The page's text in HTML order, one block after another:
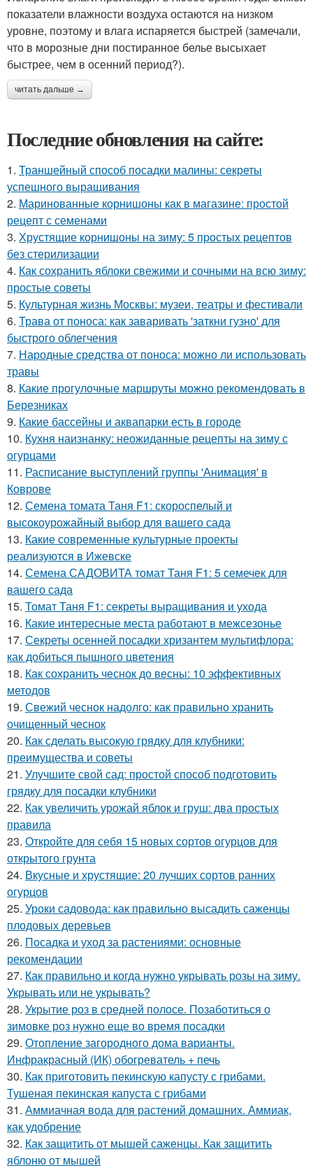
показатели влажности воздуха остаются на низком
уровне, поэтому и влага испаряется быстрей (замечали,
что в морозные дни постиранное белье высыхает
быстрее, чем в осенний период?).
читать дальше →
Последние обновления на сайте:
1. Траншейный способ посадки малины: секреты
успешного выращивания
2. Маринованные корнишоны как в магазине: простой
рецепт с семенами
3. Хрустящие корнишоны на зиму: 5 простых рецептов
без стерилизации
4. Как сохранить яблоки свежими и сочными на всю зиму:
простые советы
5. Культурная жизнь Москвы: музеи, театры и фестивали
6. Трава от поноса: как заваривать 'заткни гузно' для
быстрого облегчения
7. Народные средства от поноса: можно ли использовать
травы
8. Какие прогулочные маршруты можно рекомендовать в
Березниках
9. Какие бассейны и аквапарки есть в городе
10. Кухня наизнанку: неожиданные рецепты на зиму с
огурцами
11. Расписание выступлений группы 'Анимация' в
Коврове
12. Семена томата Таня F1: скороспелый и
высокоурожайный выбор для вашего сада
13. Какие современные культурные проекты
реализуются в Ижевске
14. Семена САДОВИТА томат Таня F1: 5 семечек для
вашего сада
15. Томат Таня F1: секреты выращивания и ухода
16. Какие интересные места работают в межсезонье
17. Секреты осенней посадки хризантем мультифлора:
как добиться пышного цветения
18. Как сохранить чеснок до весны: 10 эффективных
методов
19. Свежий чеснок надолго: как правильно хранить
очищенный чеснок
20. Как сделать высокую грядку для клубники:
преимущества и советы
21. Улучшите свой сад: простой способ подготовить
грядку для посадки клубники
22. Как увеличить урожай яблок и груш: два простых
правила
23. Откройте для себя 15 новых сортов огурцов для
открытого грунта
24. Вкусные и хрустящие: 20 лучших сортов ранних
огурцов
25. Уроки садовода: как правильно высадить саженцы
плодовых деревьев
26. Посадка и уход за растениями: основные
рекомендации
27. Как правильно и когда нужно укрывать розы на зиму.
Укрывать или не укрывать?
28. Укрытие роз в средней полосе. Позаботиться о
зимовке роз нужно еще во время посадки
29. Отопление загородного дома варианты.
Инфракрасный (ИК) обогреватель + печь
30. Как приготовить пекинскую капусту с грибами.
Тушеная пекинская капуста с грибами
31. Аммиачная вода для растений домашних. Аммиак,
как удобрение
32. Как защитить от мышей саженцы. Как защитить
яблоню от мышей